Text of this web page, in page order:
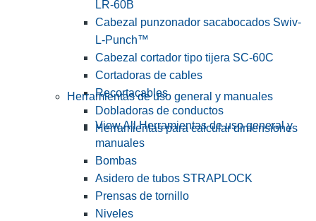
LR-60B
Cabezal punzonador sacabocados Swiv-
L-Punch™
Cabezal cortador tipo tijera SC-60C
Cortadoras de cables
Recortacables
Dobladoras de conductos
Herramientas para calcular dimensiones
Herramientas de uso general y manuales
View All Herramientas de uso general y
manuales
Bombas
Asidero de tubos STRAPLOCK
Prensas de tornillo
Niveles